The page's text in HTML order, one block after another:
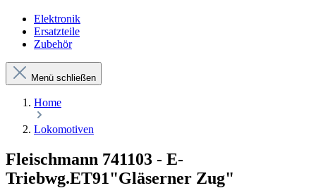
Elektronik
Ersatzteile
Zubehör
Menü schließen
Home
Lokomotiven
Fleischmann 741103 - E-
Triebwg.ET91"Gläserner Zug"